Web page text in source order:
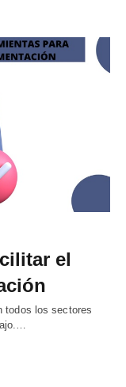
el
todos los sectores